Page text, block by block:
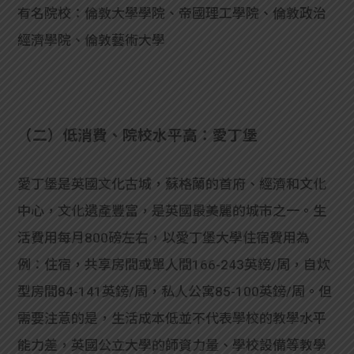
有名院校：倫敦大學學院、帝國理工學院、倫敦政治
經濟學院、倫敦藝術大學
（二）低消費、院校水平高：愛丁堡
愛丁堡是英國文化古城，蘇格蘭的首府、經濟和文化
中心，文化遺產豐富，是英國最美麗的城市之一。生
活費用每月800磅左右，以愛丁堡大學住宿費用為
例：住宿，共享房間或單人間166-243英鎊/周，自炊
型房間84-141英鎊/周，私人公寓85-100英鎊/周。但
需要注意的是，生活成本低並不代表學校的教學水平
能力差，英國公立大學的師資力量、學校設備等教學